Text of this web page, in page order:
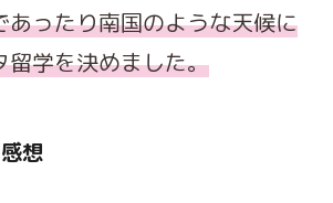
あったり南国のような天候に
留学を決めました。
想